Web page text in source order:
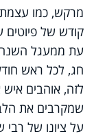
מרקש, כמו
קודש של פיוטים
עת ממעגל השנה
חג, לכל ראש
לזה, אוהבים
שמקרבים את
על ציונו של